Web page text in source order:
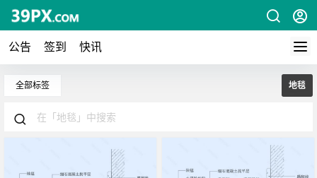
公告 签到 快讯
全部标签 地毯